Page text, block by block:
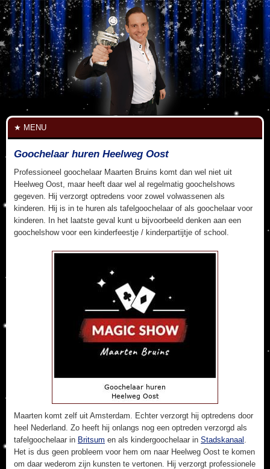
MENU
Goochelaar huren Heelweg Oost
Professioneel goochelaar Maarten Bruins komt dan wel niet uit
Heelweg Oost, maar heeft daar wel al regelmatig goochelshows
gegeven. Hij verzorgt optredens voor zowel volwassenen als
kinderen. Hij is in te huren als tafelgoochelaar of als goochelaar voor
kinderen. In het laatste geval kunt u bijvoorbeeld denken aan een
goochelshow voor een kinderfeestje / kinderpartijtje of school.
Maarten komt zelf uit Amsterdam. Echter verzorgt hij optredens door
heel Nederland. Zo heeft hij onlangs nog een optreden verzorgd als
tafelgoochelaar in Britsum en als kindergoochelaar in Stadskanaal .
Het is dus geen probleem voor hem om naar Heelweg Oost te komen
om daar wederom zijn kunsten te vertonen. Hij verzorgt professionele